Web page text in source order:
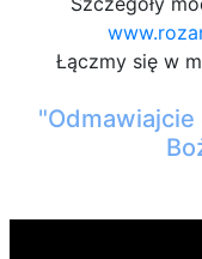
Łączmy się w